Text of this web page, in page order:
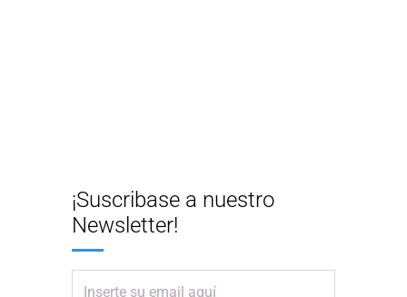
¡Suscribase a nuestro
Newsletter!